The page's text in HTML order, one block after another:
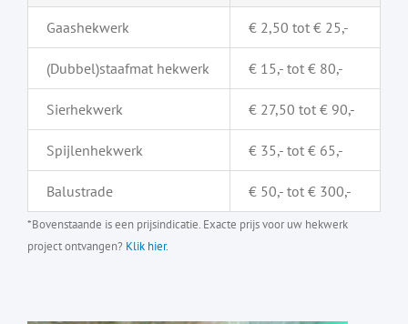
Gaashekwerk € 2,50 tot € 25,-
(Dubbel)staafmat hekwerk € 15,- tot € 80,-
Sierhekwerk € 27,50 tot € 90,-
Spijlenhekwerk € 35,- tot € 65,-
Balustrade € 50,- tot € 300,-
*Bovenstaande is een prijsindicatie. Exacte prijs voor uw hekwerk
project ontvangen? Klik hier.